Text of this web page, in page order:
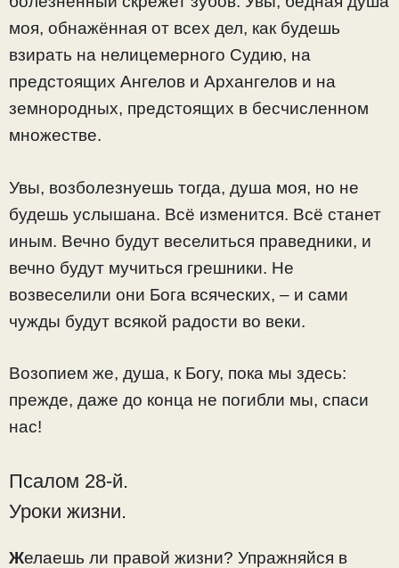
моя, обнажённая от всех дел, как будешь
взирать на нелицемерного Судию, на
предстоящих Ангелов и Архангелов и на
земнородных, предстоящих в бесчисленном
множестве.
Увы, возболезнуешь тогда, душа моя, но не
будешь услышана. Всё изменится. Всё станет
иным. Вечно будут веселиться праведники, и
вечно будут мучиться грешники. Не
возвеселили они Бога всяческих, – и сами
чужды будут всякой радости во веки.
Возопием же, душа, к Богу, пока мы здесь:
прежде, даже до конца не погибли мы, спаси
нас!
Псалом 28-й.
Уроки жизни.
Желаешь ли правой жизни? Упражняйся в